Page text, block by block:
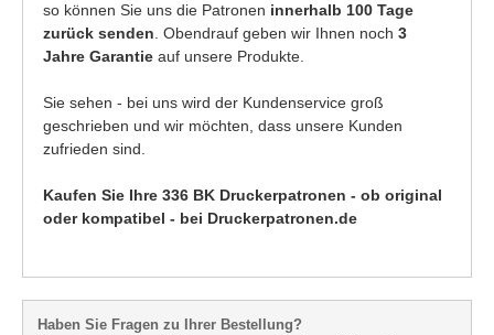
so können Sie uns die Patronen innerhalb 100 Tage
zurück senden. Obendrauf geben wir Ihnen noch 3
Jahre Garantie auf unsere Produkte.
Sie sehen - bei uns wird der Kundenservice groß
geschrieben und wir möchten, dass unsere Kunden
zufrieden sind.
Kaufen Sie Ihre 336 BK Druckerpatronen - ob original
oder kompatibel - bei Druckerpatronen.de
Haben Sie Fragen zu Ihrer Bestellung?